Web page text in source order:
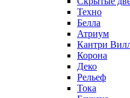
Техно
Белла
Атриум
Кантри
Корона
Деко
Рельеф
Тока